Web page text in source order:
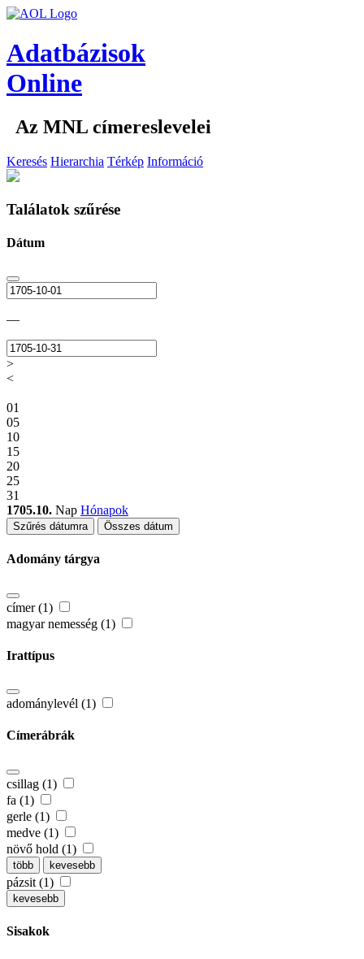
Adatbázisok
Online
Az MNL címereslevelei
Keresés Hierarchia Térkép Információ
Találatok szűrése
Dátum
—
>
<
01
05
10
15
20
25
31
1705.10. Nap Hónapok
Szűrés dátumra Összes dátum
Adomány tárgya
címer (1)
magyar nemesség (1)
Irattípus
adománylevél (1)
Címerábrák
csillag (1)
fa (1)
gerle (1)
medve (1)
növő hold (1)
több kevesebb
pázsit (1)
kevesebb
Sisakok